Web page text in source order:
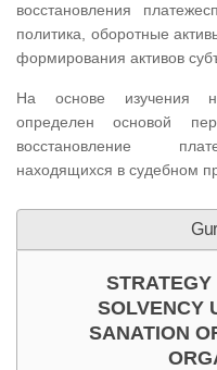
восстановления
политика, оборотные
формирования активов
На основе изучения
определен основой
восстановление
находящихся в судебном
SOLVENCY
SANATION